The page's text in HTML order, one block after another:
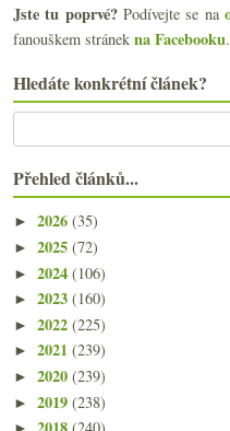
Jste tu poprvé?Podívejte se na
fanouškem stránek na Facebooku.
Hledáte konkrétní článek?
Přehled článků...
► 2026 (35)
► 2025 (72)
► 2024 (106)
► 2023 (160)
► 2022 (225)
► 2021 (239)
► 2020 (239)
► 2019 (238)